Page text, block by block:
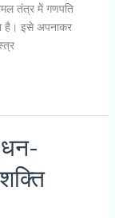
तंत्र में गणपति
है। इसे अपनाकर
धन-